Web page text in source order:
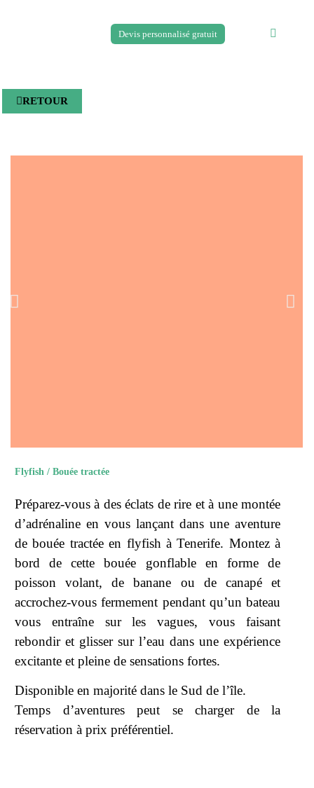
Devis personnalisé gratuit
RETOUR
Flyfish / Bouée tractée
Préparez-vous à des éclats de rire et à une montée
d’adrénaline en vous lançant dans une aventure
de bouée tractée en flyfish à Tenerife. Montez à
bord de cette bouée gonflable en forme de
poisson volant, de banane ou de canapé et
accrochez-vous fermement pendant qu’un bateau
vous entraîne sur les vagues, vous faisant
rebondir et glisser sur l’eau dans une expérience
excitante et pleine de sensations fortes.
Disponible en majorité dans le Sud de l’île.
Temps d’aventures peut se charger de la
réservation à prix préférentiel.